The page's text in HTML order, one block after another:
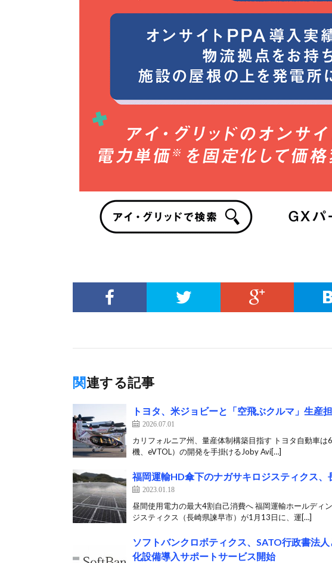
関連する記事
トヨタ、米ジョビーと「空飛ぶクルマ」生産
2026.07.01
カリフォルニア州、量産体制構築目指す トヨタ自動車
機、eVTOL）の開発を手掛けるJoby Avi[…]
福岡運輸HD傘下のナガサキロジスティクス
2023.01.18
昼間使用電力の最大4割自己消費へ 福岡運輸ホールディ
ジスティクス（長崎県諫早市）が1月13日に、運[…]
ソフトバンクロボティクス、SATO行政書法
化設備導入サポートサービス開始